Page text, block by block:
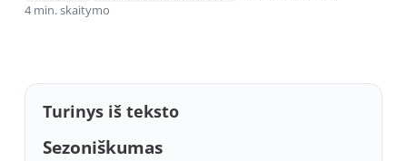
4 min. skaitymo
Turinys iš teksto
Sezoniškumas